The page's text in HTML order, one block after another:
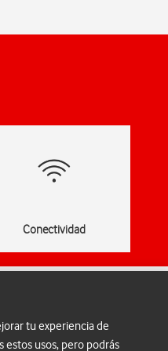
Conectividad
tu experiencia de
estos usos, pero podrás